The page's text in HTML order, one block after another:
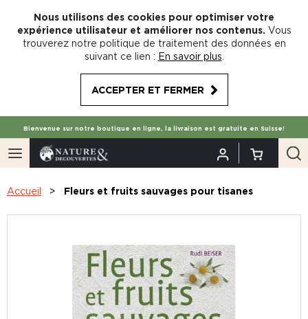
Nous utilisons des cookies pour optimiser votre
expérience utilisateur et améliorer nos contenus. Vous
trouverez notre politique de traitement des données en
suivant ce lien : En savoir plus
ACCEPTER ET FERMER
Bienvenue sur notre boutique en ligne, la livraison est gratuite en Suisse!
Accueil Fleurs et fruits sauvages pour tisanes